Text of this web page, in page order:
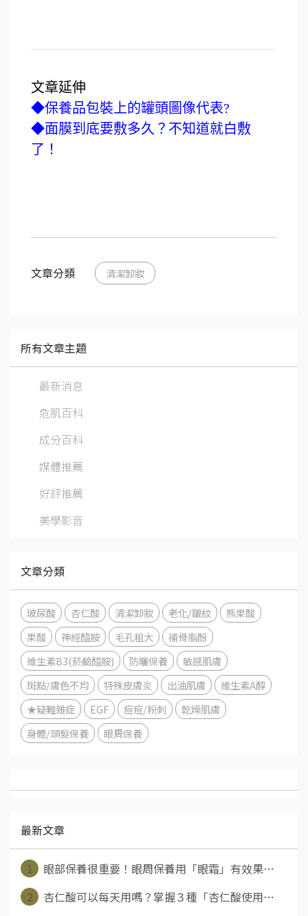
文章延伸
◆保養品包裝上的罐頭圖像代表?
◆面膜到底要敷多久？不知道就白敷
了！
文章分類 清潔卸妝
所有文章主題
最新消息
危肌百科
成分百科
媒體推薦
好評推薦
美學影音
文章分類
玻尿酸 杏仁酸 清潔卸妝 老化/皺紋
熊果酸
果酸
神經醯胺 毛孔粗大
補骨脂酚
維生素B3(菸鹼醯胺)
防曬保養
敏感肌膚
斑點/膚色不均
特殊皮膚炎 出油肌膚
維生素A醇
★疑難雜症
EGF 痘痘/粉刺
乾燥肌膚
身體/頭髮保養
眼周保養
最新文章
1
眼部保養很重要！眼周保養用「眼霜」有效果⋯
2
杏仁酸可以每天用嗎？掌握３種「杏仁酸使用⋯